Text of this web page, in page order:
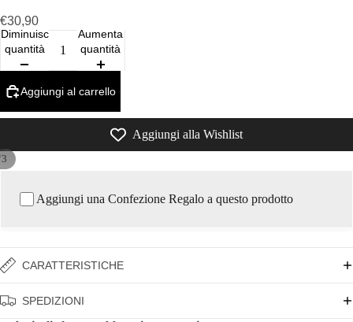
3
€30,90
Diminuisci
quantità
Aumenta
quantità
Aggiungi al carrello
Aggiungi alla Wishlist
Aggiungi una Confezione Regalo a questo prodotto
CARATTERISTICHE
SPEDIZIONI